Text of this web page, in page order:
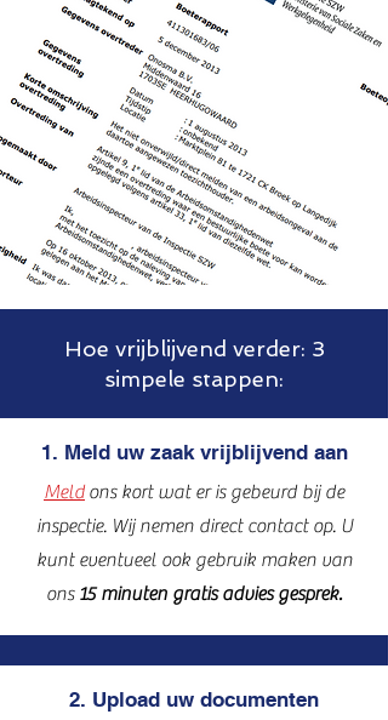
Hoe vrijblijvend verder: 3
simpele stappen:
1. Meld uw zaak vrijblijvend aan
Meldons kort wat er is gebeurd bij de
inspectie. Wij nemen direct contact op. U
kunt eventueel ook gebruik maken van
ons 15 minuten gratis advies gesprek.
2. Upload uw documenten